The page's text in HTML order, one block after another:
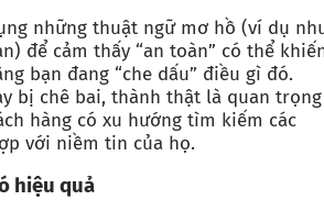
những thuật ngữ mơ hồ (ví dụ
để cảm thấy “an toàn” có thể
bạn đang “che dấu” điều gì đó.
bị chê bai, thành thật là quan trọng
hàng có xu hướng tìm kiếm các
với niềm tin của họ.
hiệu quả